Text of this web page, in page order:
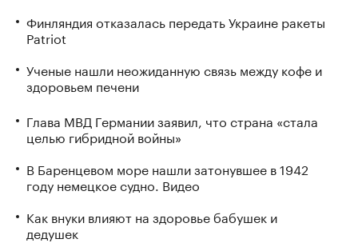
Финляндия отказалась передать Украине ракеты
Patriot
Ученые нашли неожиданную связь между кофе и
здоровьем печени
Глава МВД Германии заявил, что страна «стала
целью гибридной войны»
В Баренцевом море нашли затонувшее в 1942
году немецкое судно. Видео
Как внуки влияют на здоровье бабушек и
дедушек